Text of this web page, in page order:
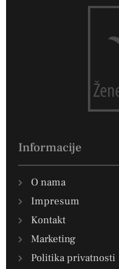
Informacije
O nama
Impresum
Kontakt
Marketing
Politika privatnosti